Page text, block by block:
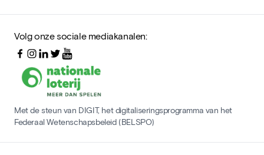
Volg onze sociale mediakanalen:
Met de steun van DIGIT, het digitaliseringsprogramma van het
Federaal Wetenschapsbeleid (BELSPO)